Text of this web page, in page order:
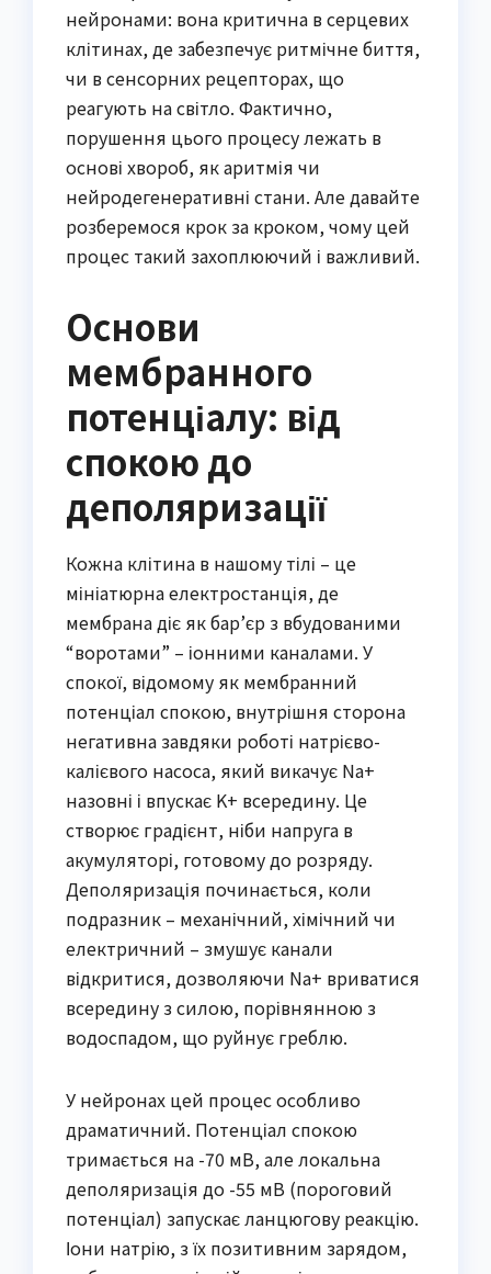
нейронами: вона критична в серцевих
клітинах, де забезпечує ритмічне биття,
чи в сенсорних рецепторах, що
реагують на світло. Фактично,
порушення цього процесу лежать в
основі хвороб, як аритмія чи
нейродегенеративні стани. Але давайте
розберемося крок за кроком, чому цей
процес такий захоплюючий і важливий.
Основи
мембранного
потенціалу: від
спокою до
деполяризації
Кожна клітина в нашому тілі – це
мініатюрна електростанція, де
мембрана діє як бар’єр з вбудованими
“воротами” – іонними каналами. У
спокої, відомому як мембранний
потенціал спокою, внутрішня сторона
негативна завдяки роботі натрієво-
калієвого насоса, який викачує Na+
назовні і впускає K+ всередину. Це
створює градієнт, ніби напруга в
акумуляторі, готовому до розряду.
Деполяризація починається, коли
подразник – механічний, хімічний чи
електричний – змушує канали
відкритися, дозволяючи Na+ вриватися
всередину з силою, порівнянною з
водоспадом, що руйнує греблю.
У нейронах цей процес особливо
драматичний. Потенціал спокою
тримається на -70 мВ, але локальна
деполяризація до -55 мВ (пороговий
потенціал) запускає ланцюгову реакцію.
Іони натрію, з їх позитивним зарядом,